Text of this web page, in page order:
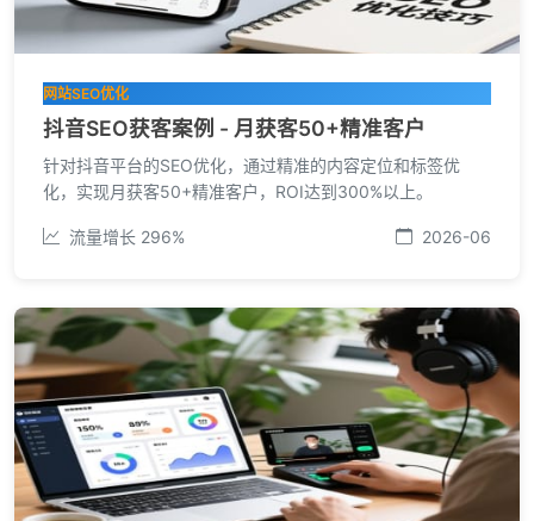
网站SEO优化
抖音SEO获客案例 - 月获客50+精准客户
针对抖音平台的SEO优化，通过精准的内容定位和标签优
化，实现月获客50+精准客户，ROI达到300%以上。
流量增长 296% 2026-06